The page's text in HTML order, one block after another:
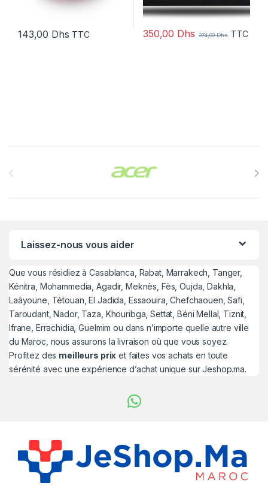
143,00 Dhs TTC 350,00 Dhs 374,00Dhs TTC
Laissez-nous vous aider
Que vous résidiez à Casablanca, Rabat, Marrakech, Tanger,
Kénitra, Mohammedia, Agadir, Meknès, Fès, Oujda, Dakhla,
Laâyoune, Tétouan, El Jadida, Essaouira, Chefchaouen, Safi,
Taroudant, Nador, Taza, Khouribga, Settat, Béni Mellal, Tiznit,
Ifrane, Errachidia, Guelmim ou dans n’importe quelle autre ville
du Maroc, nous assurons la livraison où que vous soyez.
Profitez des meilleurs prix et faites vos achats en toute
sérénité avec une expérience d’achat unique sur Jeshop.ma.